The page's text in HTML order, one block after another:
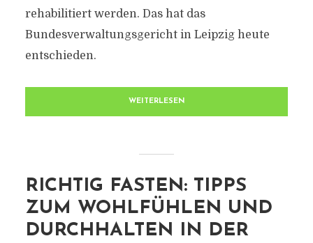
rehabilitiert werden. Das hat das
Bundesverwaltungsgericht in Leipzig heute
entschieden.
WEITERLESEN
RICHTIG FASTEN: TIPPS
ZUM WOHLFÜHLEN UND
DURCHHALTEN IN DER